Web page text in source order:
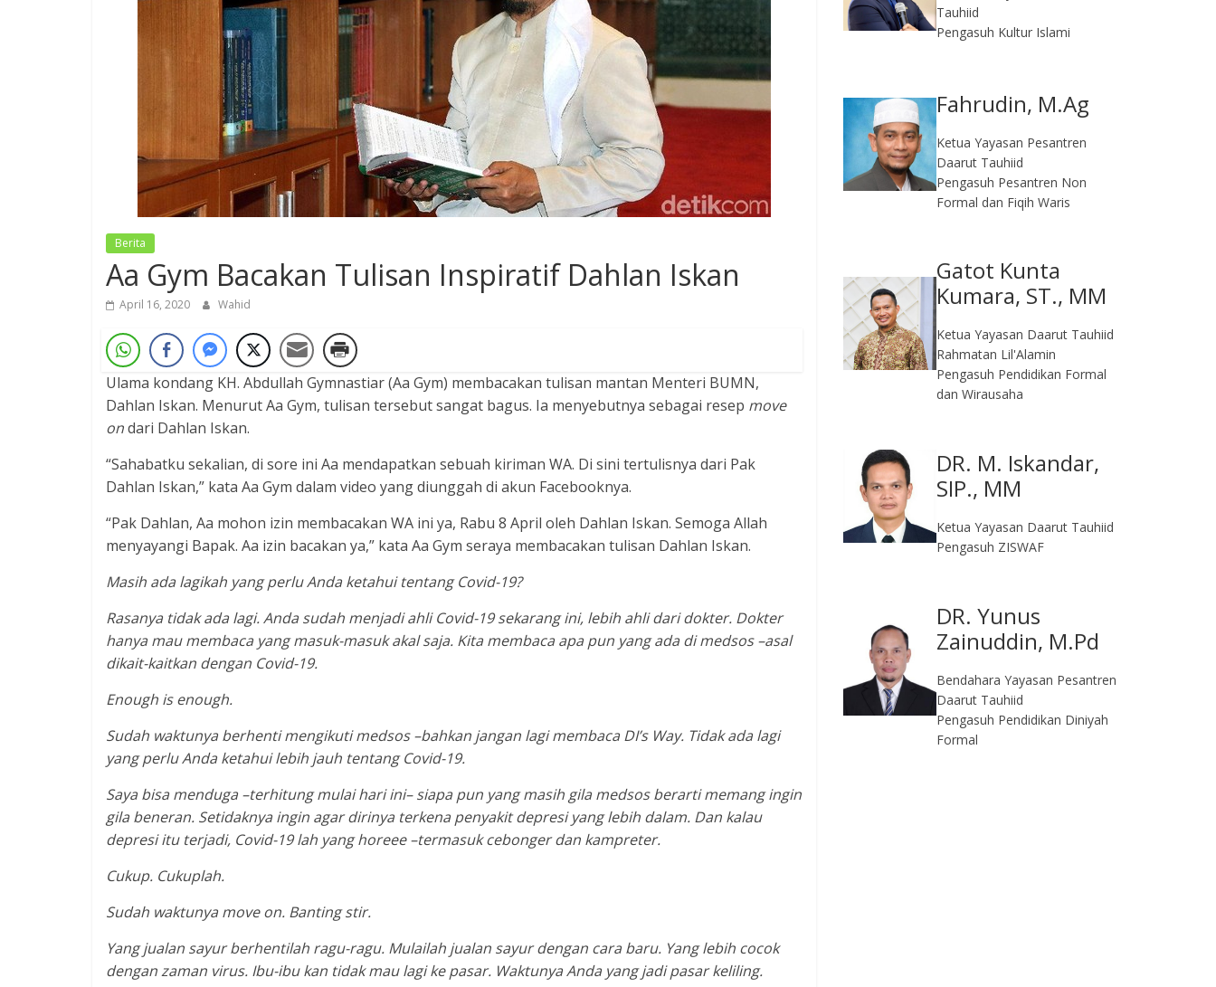
Berita
Aa Gym Bacakan Tulisan Inspiratif Dahlan Iskan
April 16, 2020 Wahid
Ulama kondang KH. Abdullah Gymnastiar (Aa Gym) membacakan tulisan mantan Menteri BUMN,
Dahlan Iskan. Menurut Aa Gym, tulisan tersebut sangat bagus. Ia menyebutnya sebagai resep move
ondari Dahlan Iskan.
“Sahabatku sekalian, di sore ini Aa mendapatkan sebuah kiriman WA. Di sini tertulisnya dari Pak
Dahlan Iskan,” kata Aa Gym dalam video yang diunggah di akun Facebooknya.
“Pak Dahlan, Aa mohon izin membacakan WA ini ya, Rabu 8 April oleh Dahlan Iskan. Semoga Allah
menyayangi Bapak. Aa izin bacakan ya,” kata Aa Gym seraya membacakan tulisan Dahlan Iskan.
Masih ada lagikah yang perlu Anda ketahui tentang Covid-19?
Rasanya tidak ada lagi. Anda sudah menjadi ahli Covid-19 sekarang ini, lebih ahli dari dokter. Dokter
hanya mau membaca yang masuk-masuk akal saja. Kita membaca apa pun yang ada di medsos –asal
dikait-kaitkan dengan Covid-19.
Enough is enough.
Sudah waktunya berhenti mengikuti medsos –bahkan jangan lagi membaca DI’s Way. Tidak ada lagi
yang perlu Anda ketahui lebih jauh tentang Covid-19.
Saya bisa menduga –terhitung mulai hari ini– siapa pun yang masih gila medsos berarti memang ingin
gila beneran. Setidaknya ingin agar dirinya terkena penyakit depresi yang lebih dalam. Dan kalau
depresi itu terjadi, Covid-19 lah yang horeee –termasuk cebonger dan kampreter.
Cukup. Cukuplah.
Sudah waktunya move on. Banting stir.
Yang jualan sayur berhentilah ragu-ragu. Mulailah jualan sayur dengan cara baru. Yang lebih cocok
dengan zaman virus. Ibu-ibu kan tidak mau lagi ke pasar. Waktunya Anda yang jadi pasar keliling.
Tauhiid
Pengasuh Kultur Islami
Fahrudin, M.Ag​
Ketua Yayasan Pesantren
Daarut Tauhiid
Pengasuh Pesantren Non
Formal dan Fiqih Waris
Gatot Kunta
Kumara, ST., MM
Ketua Yayasan Daarut Tauhiid
Rahmatan Lil'Alamin
Pengasuh Pendidikan Formal
dan Wirausaha
DR. M. Iskandar,
SIP., MM
Ketua Yayasan Daarut Tauhiid
Pengasuh ZISWAF
DR. Yunus
Zainuddin, M.Pd
Bendahara Yayasan Pesantren
Daarut Tauhiid
Pengasuh Pendidikan Diniyah
Formal